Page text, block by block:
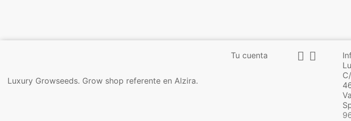
Luxury Growseeds. Grow shop referente en Alzira.
Tu cuenta  